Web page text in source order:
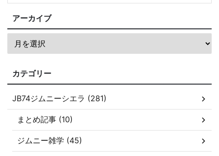
アーカイブ
カテゴリー
JB74ジムニーシエラ (281)
まとめ記事 (10)
ジムニー雑学 (45)